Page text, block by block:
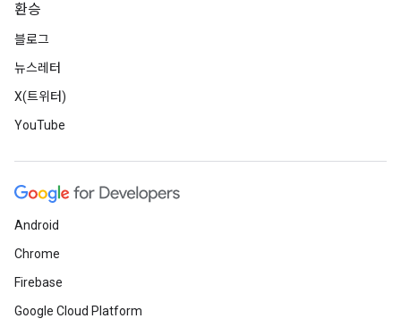
환승
블로그
뉴스레터
X(트위터)
YouTube
Android
Chrome
Firebase
Google Cloud Platform